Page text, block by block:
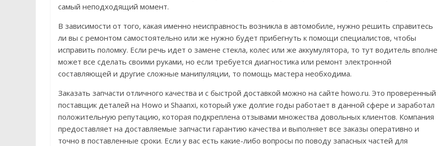
самый неподходящий момент.
В зависимости от того, какая именно неисправность возникла в автомобиле, нужно решить справитесь
ли вы с ремонтом самостоятельно или же нужно будет прибегнуть к помощи специалистов, чтобы
исправить поломку. Если речь идет о замене стекла, колес или же аккумулятора, то тут водитель вполне
может все сделать своими руками, но если требуется диагностика или ремонт электронной
составляющей и другие сложные манипуляции, то помощь мастера необходима.
Заказать запчасти отличного качества и с быстрой доставкой можно на сайте howo.ru. Это проверенный
поставщик деталей на Howo и Shaanxi, который уже долгие годы работает в данной сфере и заработал
положительную репутацию, которая подкреплена отзывами множества довольных клиентов. Компания
предоставляет на доставляемые запчасти гарантию качества и выполняет все заказы оперативно и
точно в поставленные сроки. Если у вас есть какие-либо вопросы по поводу запасных частей для